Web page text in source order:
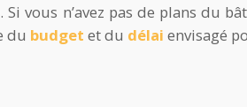
vous n’avez pas de plans du
du budget et du délai envisagé